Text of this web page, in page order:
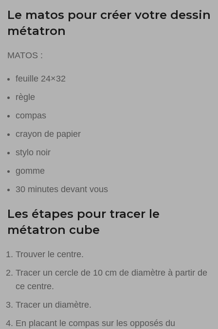
Le matos pour créer votre dessin
métatron
MATOS :
feuille 24×32
règle
compas
crayon de papier
stylo noir
gomme
30 minutes devant vous
Les étapes pour tracer le
métatron cube
Trouver le centre.
Tracer un cercle de 10 cm de diamètre à partir de
ce centre.
Tracer un diamètre.
En placant le compas sur les opposés du